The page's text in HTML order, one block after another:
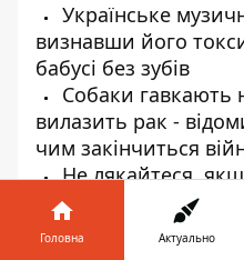
Українське
визнавши його
бабусі без зубів
Собаки гавкають
вилазить рак -
чим закінчиться
Не лякайтеся,
заляпаний кремом
рук Наталі
Ніколас Карма
Головна Актуально